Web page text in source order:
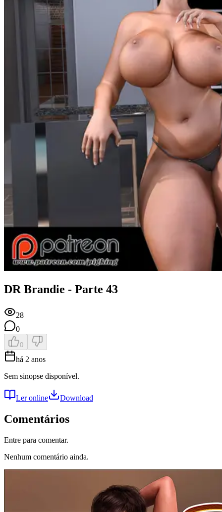
DR Brandie - Parte 43
28
0
0
há 2 anos
Sem sinopse disponível.
Ler online Download
Comentários
Entre para comentar.
Nenhum comentário ainda.